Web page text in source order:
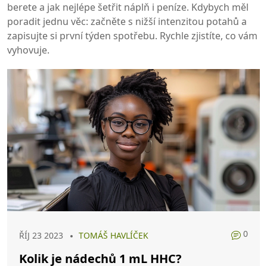
berete a jak nejlépe šetřit náplň i peníze. Kdybych měl
poradit jednu věc: začněte s nižší intenzitou potahů a
zapisujte si první týden spotřebu. Rychle zjistíte, co vám
vyhovuje.
ŘÍJ 23 2023 TOMÁŠ HAVLÍČEK 0
Kolik je nádechů 1 mL HHC?